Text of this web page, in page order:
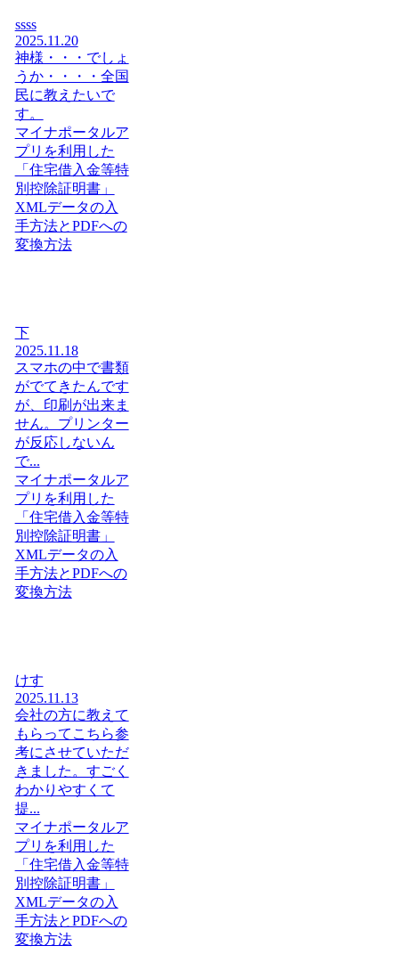
ssss
2025.11.20
神様・・・でしょ
うか・・・・全国
民に教えたいで
す。
マイナポータルア
プリを利用した
「住宅借入金等特
別控除証明書」
XMLデータの入
手方法とPDFへの
変換方法
下
2025.11.18
スマホの中で書類
がでてきたんです
が、印刷が出来ま
せん。プリンター
が反応しないん
で...
マイナポータルア
プリを利用した
「住宅借入金等特
別控除証明書」
XMLデータの入
手方法とPDFへの
変換方法
けす
2025.11.13
会社の方に教えて
もらってこちら参
考にさせていただ
きました。すごく
わかりやすくて
提...
マイナポータルア
プリを利用した
「住宅借入金等特
別控除証明書」
XMLデータの入
手方法とPDFへの
変換方法